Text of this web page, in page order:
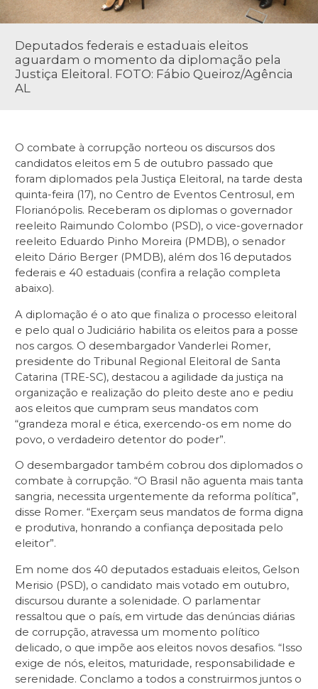
Deputados federais e estaduais eleitos
aguardam o momento da diplomação pela
Justiça Eleitoral. FOTO: Fábio Queiroz/Agência
AL
O combate à corrupção norteou os discursos dos
candidatos eleitos em 5 de outubro passado que
foram diplomados pela Justiça Eleitoral, na tarde desta
quinta-feira (17), no Centro de Eventos Centrosul, em
Florianópolis. Receberam os diplomas o governador
reeleito Raimundo Colombo (PSD), o vice-governador
reeleito Eduardo Pinho Moreira (PMDB), o senador
eleito Dário Berger (PMDB), além dos 16 deputados
federais e 40 estaduais (confira a relação completa
abaixo).
A diplomação é o ato que finaliza o processo eleitoral
e pelo qual o Judiciário habilita os eleitos para a posse
nos cargos. O desembargador Vanderlei Romer,
presidente do Tribunal Regional Eleitoral de Santa
Catarina (TRE-SC), destacou a agilidade da justiça na
organização e realização do pleito deste ano e pediu
aos eleitos que cumpram seus mandatos com
“grandeza moral e ética, exercendo-os em nome do
povo, o verdadeiro detentor do poder”.
O desembargador também cobrou dos diplomados o
combate à corrupção. “O Brasil não aguenta mais tanta
sangria, necessita urgentemente da reforma política”,
disse Romer. “Exerçam seus mandatos de forma digna
e produtiva, honrando a confiança depositada pelo
eleitor”.
Em nome dos 40 deputados estaduais eleitos, Gelson
Merisio (PSD), o candidato mais votado em outubro,
discursou durante a solenidade. O parlamentar
ressaltou que o país, em virtude das denúncias diárias
de corrupção, atravessa um momento político
delicado, o que impõe aos eleitos novos desafios. “Isso
exige de nós, eleitos, maturidade, responsabilidade e
serenidade. Conclamo a todos a construirmos juntos o